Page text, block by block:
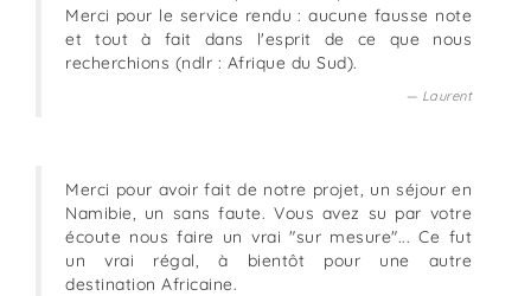
Merci pour le service rendu : aucune fausse note
et tout à fait dans l'esprit de ce que nous
recherchions (ndlr : Afrique du Sud).
Laurent
Merci pour avoir fait de notre projet, un séjour en
Namibie, un sans faute. Vous avez su par votre
écoute nous faire un vrai "sur mesure"... Ce fut
un vrai régal, à bientôt pour une autre
destination Africaine.